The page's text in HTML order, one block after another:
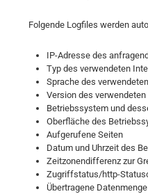
Folgende Logfiles werden
IP-Adresse des
Typ des verwendeten
Sprache des
Version des
Betriebssystem und
Oberfläche des
Aufgerufene Seiten
Datum und Uhrzeit des
Zeitzonendifferenz zur
Zugriffstatus/http-
Übertragene Datenmenge